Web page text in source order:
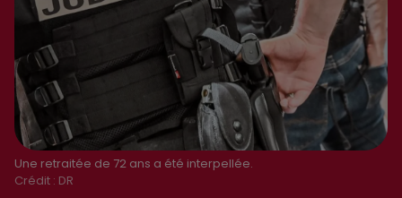
Une retraitée de 72 ans a été interpellée.
Crédit : DR